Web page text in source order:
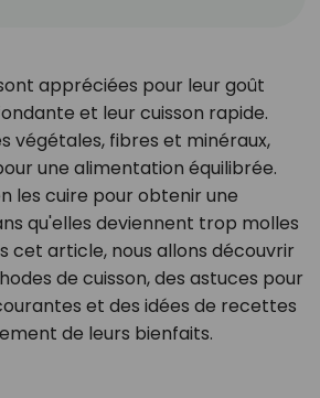
appréciées pour leur goût
et leur cuisson rapide.
végétales, fibres et minéraux,
une alimentation équilibrée.
les cuire pour obtenir une
qu'elles deviennent trop molles
cet article, nous allons découvrir
de cuisson, des astuces pour
et des idées de recettes
de leurs bienfaits.